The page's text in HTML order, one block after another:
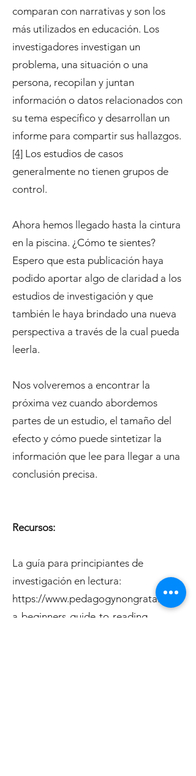
comparan con narrativas y son los
más utilizados en educación. Los
investigadores investigan un
problema, una situación o una
persona, recopilan y juntan
información o datos relacionados con
su tema específico y desarrollan un
informe para compartir sus hallazgos.
[4] Los estudios de casos
generalmente no tienen grupos de
control.
Ahora hemos llegado hasta la cintura
en la piscina. ¿Cómo te sientes?
Espero que esta publicación haya
podido aportar algo de claridad a los
estudios de investigación y que
también le haya brindado una nueva
perspectiva a través de la cual pueda
leerla.
Nos volveremos a encontrar la
próxima vez cuando abordemos
partes de un estudio, el tamaño del
efecto y cómo puede sintetizar la
información que lee para llegar a una
conclusión precisa.
Recursos:
La guía para principiantes de
investigación en lectura:
https://www.pedagogynongrata.com/
a-beginners-guide-to-reading-